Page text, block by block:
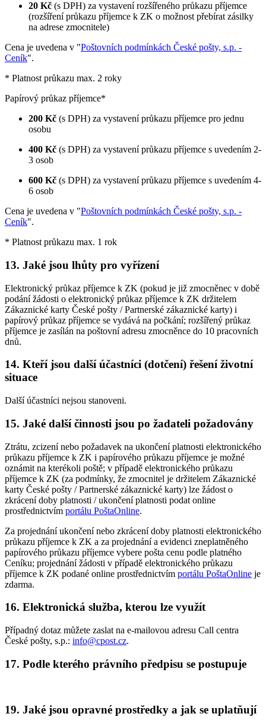
20 Kč (s DPH) za vystavení rozšířeného průkazu příjemce
(rozšíření průkazu příjemce k ZK o možnost přebírat zásilky
na adrese zmocnitele)
Cena je uvedena v "Poštovních podmínkách České pošty, s.p. -
Ceník".
* Platnost průkazu max. 2 roky
Papírový průkaz příjemce*
200 Kč (s DPH) za vystavení průkazu příjemce pro jednu
osobu
400 Kč (s DPH) za vystavení průkazu příjemce s uvedením 2-
3 osob
600 Kč (s DPH) za vystavení průkazu příjemce s uvedením 4-
6 osob
Cena je uvedena v "Poštovních podmínkách České pošty, s.p. -
Ceník".
* Platnost průkazu max. 1 rok
13. Jaké jsou lhůty pro vyřízení
Elektronický průkaz příjemce k ZK (pokud je již zmocněnec v době
podání žádosti o elektronický průkaz příjemce k ZK držitelem
Zákaznické karty České pošty / Partnerské zákaznické karty) i
papírový průkaz příjemce se vydává na počkání; rozšířený průkaz
příjemce je zasílán na poštovní adresu zmocněnce do 10 pracovních
dnů.
14. Kteří jsou další účastníci (dotčení) řešení životní
situace
Další účastníci nejsou stanoveni.
15. Jaké další činnosti jsou po žadateli požadovány
Ztrátu, zcizení nebo požadavek na ukončení platnosti elektronického
průkazu příjemce k ZK i papírového průkazu příjemce je možné
oznámit na kterékoli poště; v případě elektronického průkazu
příjemce k ZK (za podmínky, že zmocnitel je držitelem Zákaznické
karty České pošty / Partnerské zákaznické karty) lze žádost o
zkrácení doby platnosti / ukončení platnosti podat online
prostřednictvím portálu PoštaOnline.
Za projednání ukončení nebo zkrácení doby platnosti elektronického
průkazu příjemce k ZK a za projednání a evidenci zneplatněného
papírového průkazu příjemce vybere pošta cenu podle platného
Ceníku; projednání žádosti v případě elektronického průkazu
příjemce k ZK podané online prostřednictvím portálu PoštaOnline je
zdarma.
16. Elektronická služba, kterou lze využít
Případný dotaz můžete zaslat na e-mailovou adresu Call centra
České pošty, s.p.: info@cpost.cz.
17. Podle kterého právního předpisu se postupuje
19. Jaké jsou opravné prostředky a jak se uplatňují